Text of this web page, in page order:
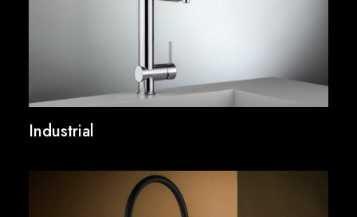
Industrial